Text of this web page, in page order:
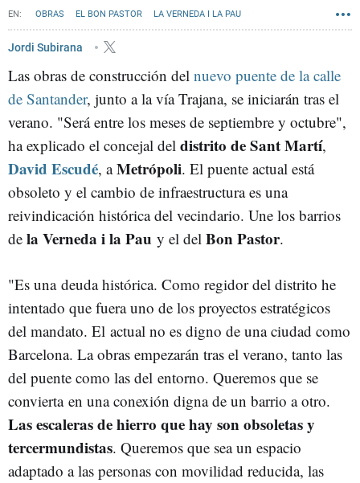
OBRAS EL BON PASTOR LA VERNEDA I LA PAU
AYUNTAMIENTO DE BARCELONA
Jordi Subirana
Las obras de construcción del nuevo puente de la calle
de Santander, junto a la vía Trajana, se iniciarán tras el
verano. "Será entre los meses de septiembre y octubre",
ha explicado el concejal del distrito de Sant Martí,
David Escudé, aMetrópoli. El puente actual está
obsoleto y el cambio de infraestructura es una
reivindicación histórica del vecindario. Une los barrios
de la Verneda i la Pau y el del Bon Pastor.
"Es una deuda histórica. Como regidor del distrito he
intentado que fuera uno de los proyectos estratégicos
del mandato. El actual no es digno de una ciudad como
Barcelona. La obras empezarán tras el verano, tanto las
del puente como las del entorno. Queremos que se
convierta en una conexión digna de un barrio a otro.
Las escaleras de hierro que hay son obsoletas y
tercermundistas. Queremos que sea un espacio
adaptado a las personas con movilidad reducida, las